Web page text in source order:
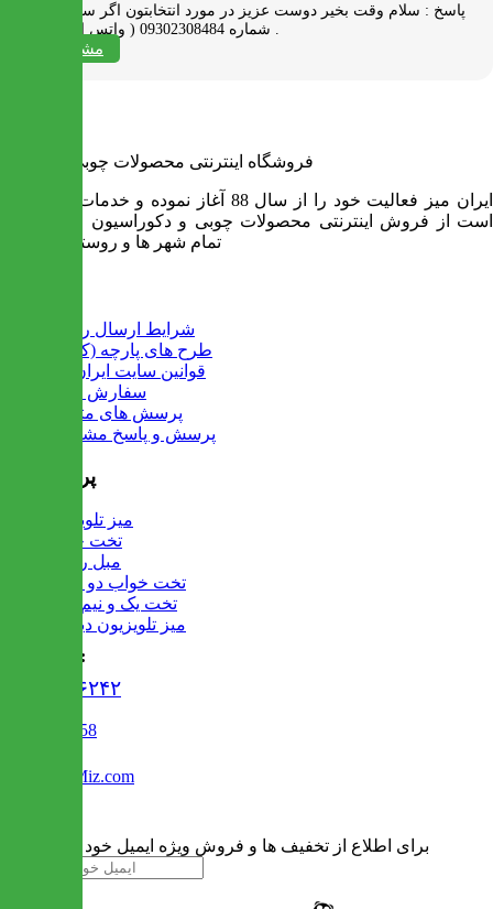
پاسخ : سلام وقت بخیر دوست عزیز در مورد انتخابتون اگر سوالی دارید به
شماره 09302308484 ( واتس اپ ) پیام بدید .
مشاهده همه
فروشگاه اینترنتی محصولات چوبی ایران میز
ایران میز فعالیت خود را از سال 88 آغاز نموده و خدمات آن عبارت
است از فروش اینترنتی محصولات چوبی و دکوراسیون و ارسال به
تمام شهر ها و روستاهای کشور
شرایط ارسال رایگان
طرح های پارچه (کالیته)
قوانین سایت ایران میز
سفارش عمده
پرسش های متداول
پرسش و پاسخ مشتریان
پرفروش ها
میز تلویزیون
تخت خواب
مبل راحتی
تخت خواب دو طبقه
تخت یک و نیم نفره
میز تلویزیون دیواری
تماس با ما :
۰۲۱۹۱۳۰۶۲۴۲
02122509458
Info@IranMiz.com
برای اطلاع از تخفیف ها و فروش ویژه ایمیل خود را وارد کنید